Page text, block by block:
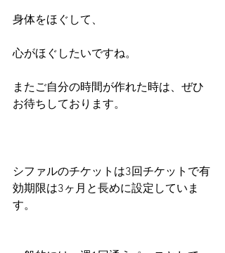
身体をほぐして、
心がほぐしたいですね。
またご自分の時間が作れた時は、ぜひ
お待ちしております。
シファルのチケットは3回チケットで有
効期限は3ヶ月と長めに設定していま
す。